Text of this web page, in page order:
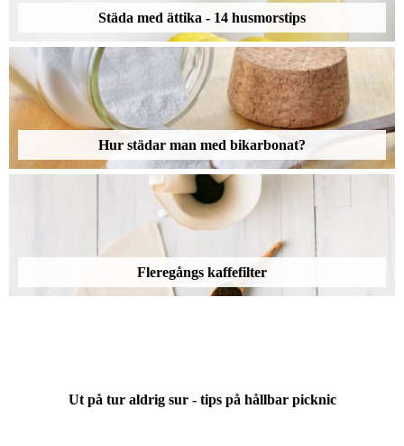
Städa med ättika - 14 husmorstips
Hur städar man med bikarbonat?
Fleregångs kaffefilter
Ut på tur aldrig sur - tips på hållbar picknic